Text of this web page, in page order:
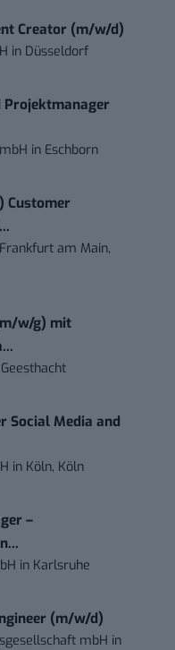
Creator (m/w/d)
in Düsseldorf
in Eschborn
Customer
am Main,
w/g) mit
Geesthacht
Social Media and
in Köln, Köln
–
in Karlsruhe
(m/w/d)
mbH in